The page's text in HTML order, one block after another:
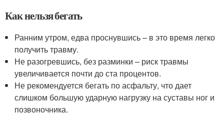
Как нельзя бегать
Ранним утром, едва проснувшись – в это время легко
получить травму.
Не разогревшись, без разминки – риск травмы
увеличивается почти до ста процентов.
Не рекомендуется бегать по асфальту, что дает
слишком большую ударную нагрузку на суставы ног и
позвоночника.